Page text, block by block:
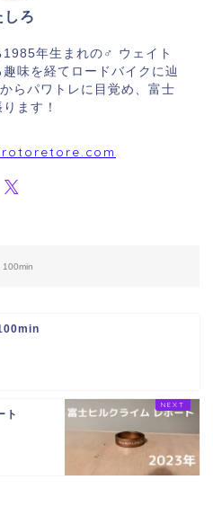
しろ
1985年生まれの♂ ウェイト
味を経てロードバイクに辿
らパワトレに目覚め、富士
ます！
100min
ト